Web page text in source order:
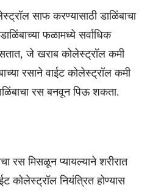
साफ करण्यासाठी डाळिंबाचा
फळामध्ये सर्वाधिक
जे खराब कोलेस्ट्रॉल कमी
रसाने वाईट कोलेस्ट्रॉल कमी
रस बनवून पिऊ शकता.
रस मिसळून प्यायल्याने शरीरात
कोलेस्ट्रॉल नियंत्रित होण्यास